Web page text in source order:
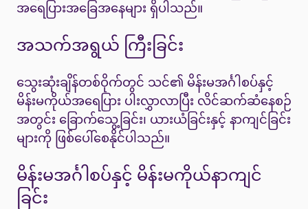
အရေပြားအခြေအနေများ ရှိပါသည်။
အသက်အရွယ် ကြီးခြင်း
သွေးဆုံးချိန်တစ်ဝိုက်တွင် သင်၏ မိန်းမအင်္ဂါစပ်နှင့်
မိန်းမကိုယ်အရေပြား ပါးလွှာလာပြီး လိင်ဆက်ဆံနေစဉ်
အတွင်း ခြောက်သွေ့ခြင်း၊ ယားယံခြင်းနှင့် နာကျင်ခြင်း
များကို ဖြစ်ပေါ်စေနိုင်ပါသည်။
မိန်းမအင်္ဂါစပ်နှင့် မိန်းမကိုယ်နာကျင်
ခြင်း